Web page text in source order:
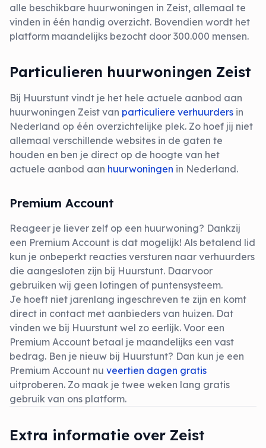
alle beschikbare huurwoningen in Zeist, allemaal te
vinden in één handig overzicht. Bovendien wordt het
platform maandelijks bezocht door 300.000 mensen.
Particulieren huurwoningen Zeist
Bij Huurstunt vindt je het hele actuele aanbod aan
huurwoningen Zeist van particuliere verhuurders in
Nederland op één overzichtelijke plek. Zo hoef jij niet
allemaal verschillende websites in de gaten te
houden en ben je direct op de hoogte van het
actuele aanbod aan huurwoningen in Nederland.
Premium Account
Reageer je liever zelf op een huurwoning? Dankzij
een Premium Account is dat mogelijk! Als betalend lid
kun je onbeperkt reacties versturen naar verhuurders
die aangesloten zijn bij Huurstunt. Daarvoor
gebruiken wij geen lotingen of puntensysteem.
Je hoeft niet jarenlang ingeschreven te zijn en komt
direct in contact met aanbieders van huizen. Dat
vinden we bij Huurstunt wel zo eerlijk. Voor een
Premium Account betaal je maandelijks een vast
bedrag. Ben je nieuw bij Huurstunt? Dan kun je een
Premium Account nu veertien dagen gratis
uitproberen. Zo maak je twee weken lang gratis
gebruik van ons platform.
Extra informatie over Zeist